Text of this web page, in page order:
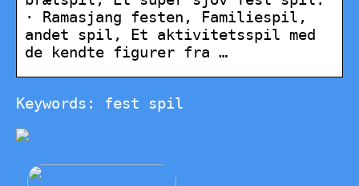
· Ramasjang festen, Familiespil,
andet spil, Et aktivitetsspil med
de kendte figurer fra …
Keywords: fest spil